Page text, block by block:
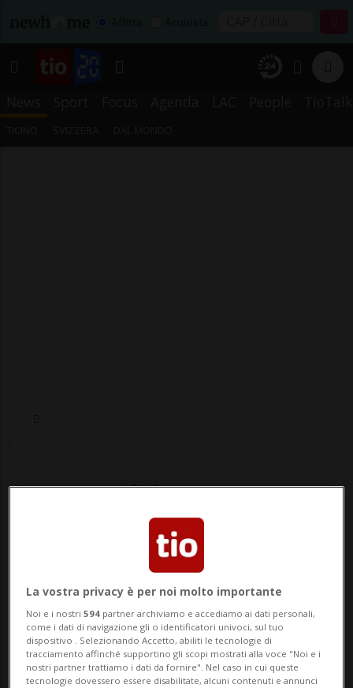
Notizie su Inno
Segui le notizie e gli approfondimenti su
Inno.
La vostra privacy è per noi molto importante
Noi e i nostri594 partner archiviamo e accediamo ai dati personali,
come i dati di navigazione gli o identificatori univoci, sul tuo
dispositivo . Selezionando Accetto, abiliti le tecnologie di
tracciamento affinché supportino gli scopi mostrati alla voce "Noi e i
nostri partner trattiamo i dati da fornire". Nel caso in cui queste
tecnologie dovessero essere disabilitate, alcuni contenuti e annunci